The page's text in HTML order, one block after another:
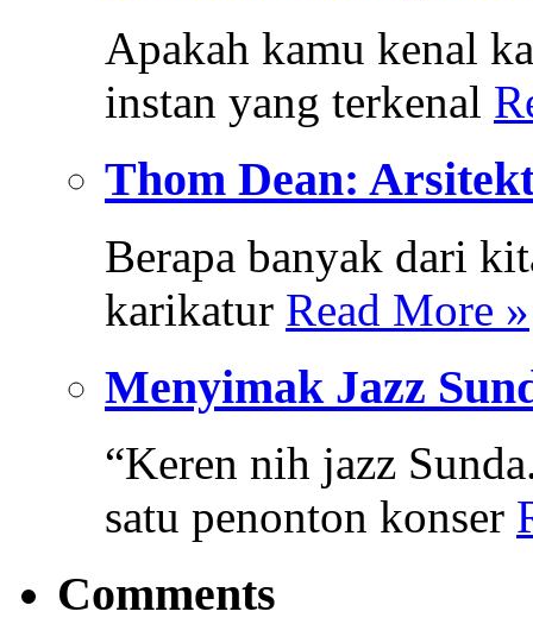
Apakah kamu kenal
instan yang terkenal
Thom Dean:
Berapa banyak dari
karikatur Read More »
Menyimak Jazz
“Keren nih jazz
satu penonton konser
Comments